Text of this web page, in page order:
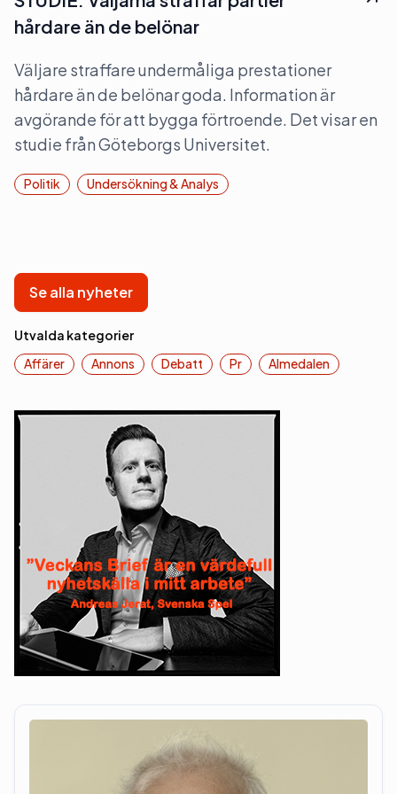
hårdare än de belönar
Väljare straffare undermåliga prestationer
hårdare än de belönar goda. Information är
avgörande för att bygga förtroende. Det visar en
studie från Göteborgs Universitet.
Politik Undersökning & Analys
Se alla nyheter
Utvalda kategorier
Affärer
Annons Debatt Pr Almedalen